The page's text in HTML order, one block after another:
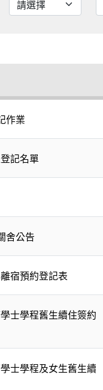
作業
記名單
舍公告
宿預約登記表
士學程舊生續住簽約
士學程及女生舊生續